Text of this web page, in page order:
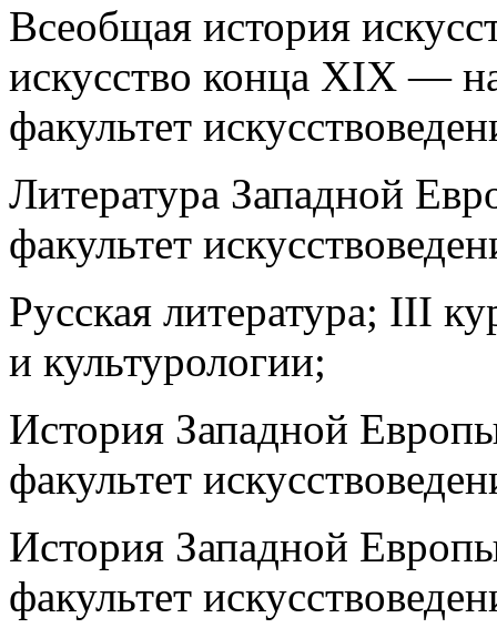
Всеобщая история
искусство конца XIX —
факультет
Литература Западной
факультет
Русская литература; III
и культурологии;
История Западной
факультет
История Западной
факультет